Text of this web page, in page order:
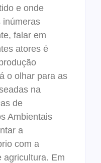
e onde
inúmeras
falar em
atores é
o olhar para as
na
de
Ambientais
a
com a
agricultura. Em